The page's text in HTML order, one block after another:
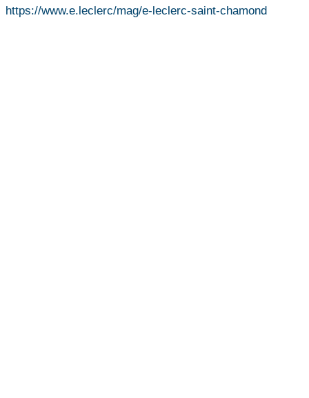
https://www.e.leclerc/mag/e-leclerc-saint-chamond